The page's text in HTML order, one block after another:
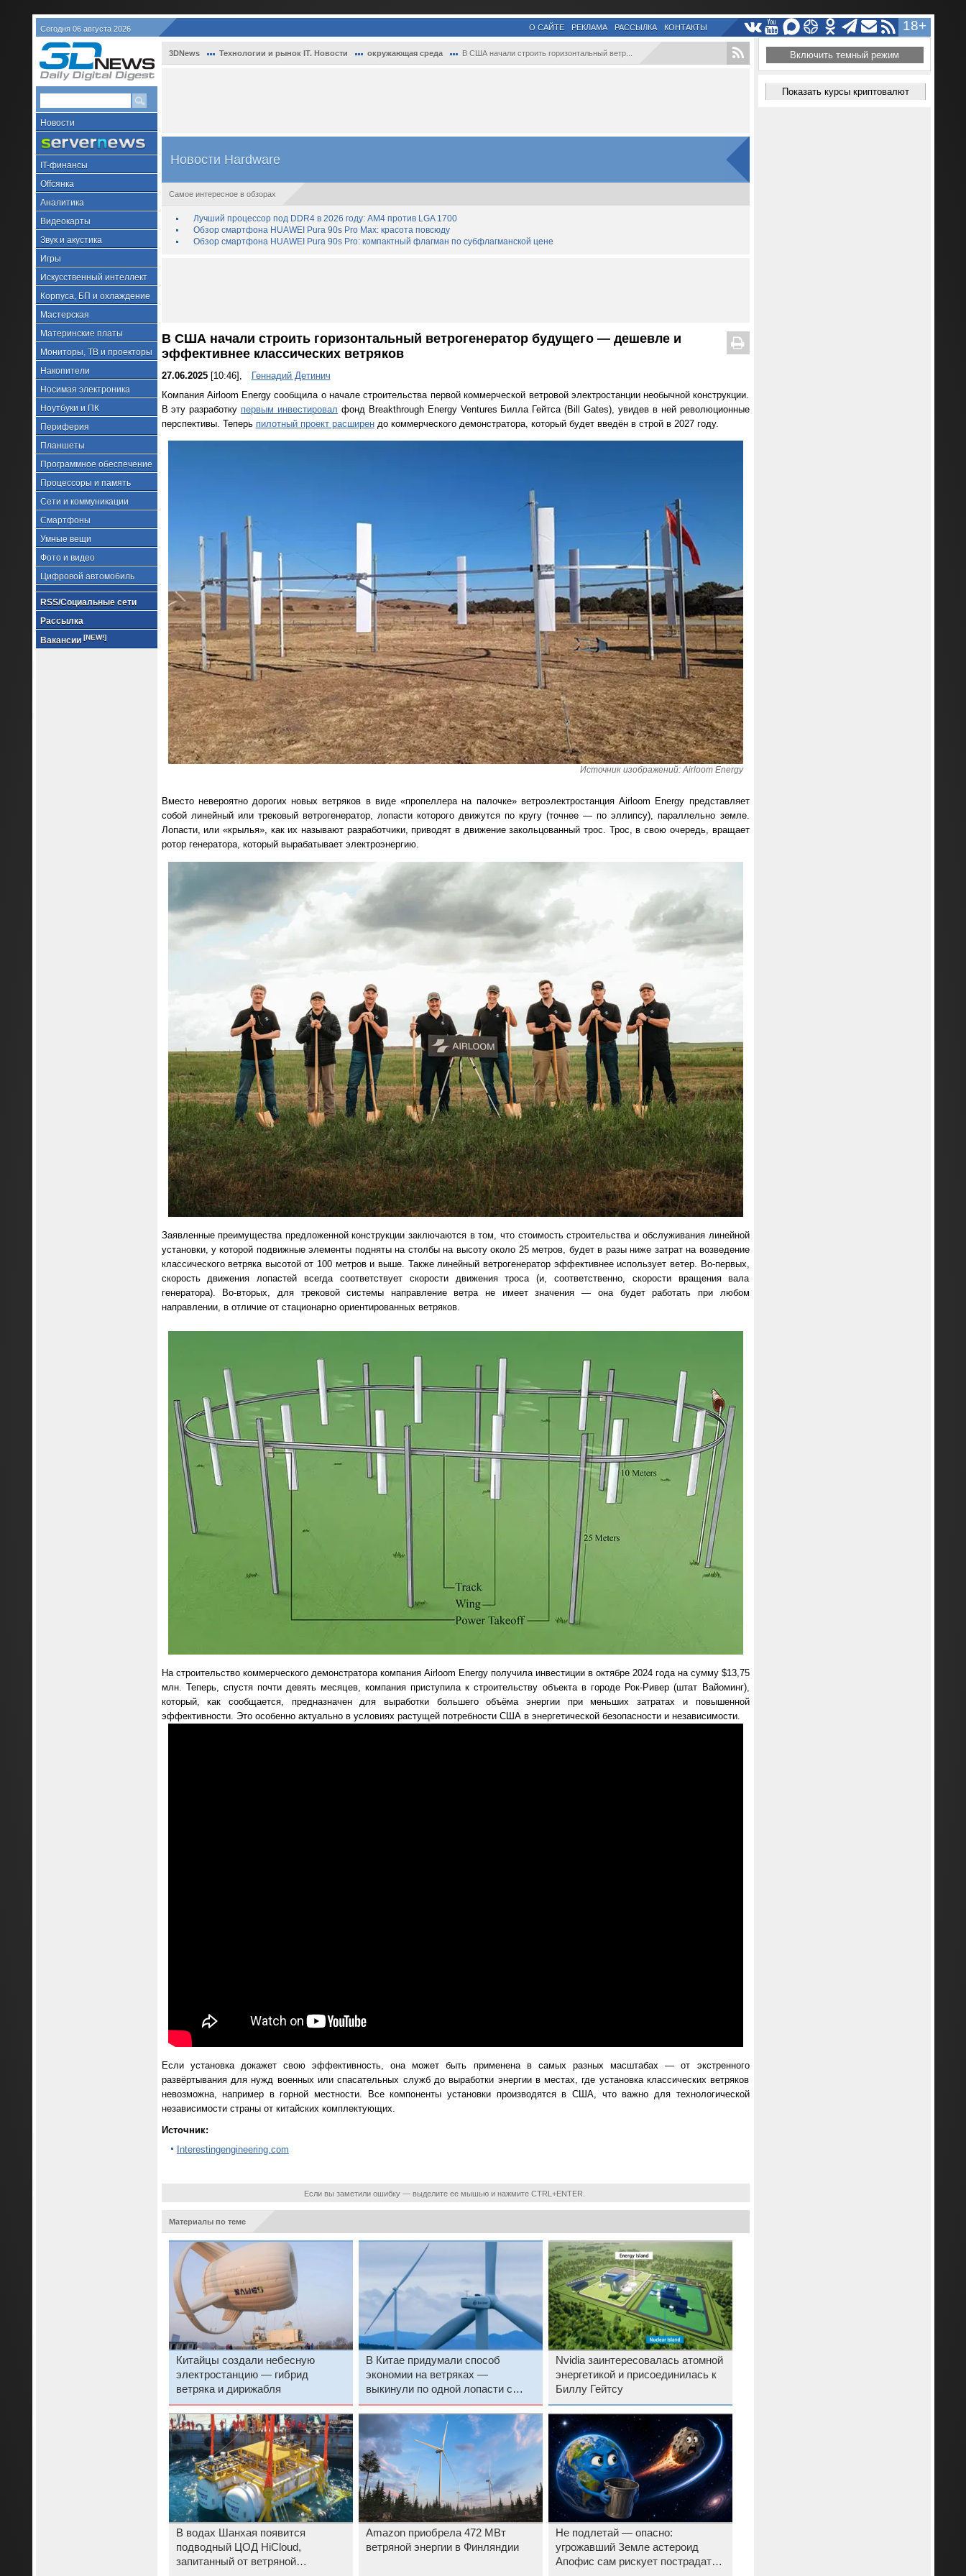
Сегодня 06 августа 2026 18+
О САЙТЕ РЕКЛАМА РАССЫЛКА КОНТАКТЫ
Новости
IT-финансы
Offсянка
Аналитика
Видеокарты
Звук и акустика
Игры
Искусственный интеллект
Корпуса, БП и охлаждение
Мастерская
Материнские платы
Мониторы, ТВ и проекторы
Накопители
Носимая электроника
Ноутбуки и ПК
Периферия
Планшеты
Программное обеспечение
Процессоры и память
Сети и коммуникации
Смартфоны
Умные вещи
Фото и видео
Цифровой автомобиль
RSS/Социальные сети
Рассылка
Вакансии [NEW!]
3DNews Технологии и рынок IT. Новости окружающая среда В США начали строить горизонтальный ветр...
Новости Hardware
Самое интересное в обзорах
Лучший процессор под DDR4 в 2026 году: AM4 против LGA 1700
Обзор смартфона HUAWEI Pura 90s Pro Max: красота повсюду
Обзор смартфона HUAWEI Pura 90s Pro: компактный флагман по субфлагманской цене
В США начали строить горизонтальный ветрогенератор будущего — дешевле и
эффективнее классических ветряков
27.06.2025[10:46],
Геннадий Детинич
Компания Airloom Energy сообщила о начале строительства первой коммерческой ветровой электростанции необычной конструкции.
В эту разработку первым инвестировал фонд Breakthrough Energy Ventures Билла Гейтса (Bill Gates), увидев в ней революционные
перспективы. Теперь пилотный проект расширендо коммерческого демонстратора, который будет введён в строй в 2027 году.
Источник изображений: Airloom Energy
Вместо невероятно дорогих новых ветряков в виде «пропеллера на палочке» ветроэлектростанция Airloom Energy представляет
собой линейный или трековый ветрогенератор, лопасти которого движутся по кругу (точнее — по эллипсу), параллельно земле.
Лопасти, или «крылья», как их называют разработчики, приводят в движение закольцованный трос. Трос, в свою очередь, вращает
ротор генератора, который вырабатывает электроэнергию.
Заявленные преимущества предложенной конструкции заключаются в том, что стоимость строительства и обслуживания линейной
установки, у которой подвижные элементы подняты на столбы на высоту около 25 метров, будет в разы ниже затрат на возведение
классического ветряка высотой от 100 метров и выше. Также линейный ветрогенератор эффективнее использует ветер. Во-первых,
скорость движения лопастей всегда соответствует скорости движения троса (и, соответственно, скорости вращения вала
генератора). Во-вторых, для трековой системы направление ветра не имеет значения — она будет работать при любом
направлении, в отличие от стационарно ориентированных ветряков.
На строительство коммерческого демонстратора компания Airloom Energy получила инвестиции в октябре 2024 года на сумму $13,75
млн. Теперь, спустя почти девять месяцев, компания приступила к строительству объекта в городе Рок-Ривер (штат Вайоминг),
который, как сообщается, предназначен для выработки большего объёма энергии при меньших затратах и повышенной
эффективности. Это особенно актуально в условиях растущей потребности США в энергетической безопасности и независимости.
Если установка докажет свою эффективность, она может быть применена в самых разных масштабах — от экстренного
развёртывания для нужд военных или спасательных служб до выработки энергии в местах, где установка классических ветряков
невозможна, например в горной местности. Все компоненты установки производятся в США, что важно для технологической
независимости страны от китайских комплектующих.
Источник:
Interestingengineering.com
Если вы заметили ошибку — выделите ее мышью и нажмите CTRL+ENTER.
Материалы по теме
Китайцы создали небесную
электростанцию — гибрид
ветряка и дирижабля
В Китае придумали способ
экономии на ветряках —
выкинули по одной лопасти с
каждого
Nvidia заинтересовалась атомной
энергетикой и присоединилась к
Биллу Гейтсу
В водах Шанхая появится
подводный ЦОД HiCloud,
запитанный от ветряной
Amazon приобрела 472 МВт
ветряной энергии в Финляндии
Не подлетай — опасно:
угрожавший Земле астероид
Апофис сам рискует пострадать
Включить темный режим
Показать курсы криптовалют